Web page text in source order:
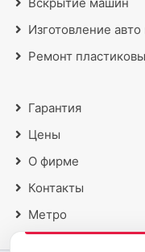
Изготовление
Ремонт
Гарантия
Цены
О фирме
Контакты
Метро